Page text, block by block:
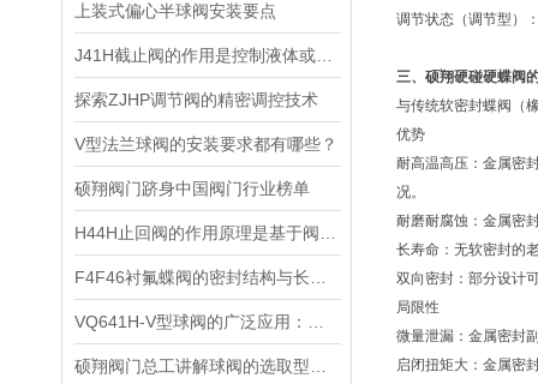
上装式偏心半球阀安装要点
探索ZJHP调节阀的精密调控技术
V型法兰球阀的安装要求都有哪些？
硕翔阀门跻身中国阀门行业榜单
调节状态（调节型）
三、硕翔硬碰硬蝶阀
与传统软密封蝶阀（
优势
耐高温高压：金属密
况。
耐磨耐腐蚀：金属密
长寿命：无软密封的
双向密封：部分设计
局限性
微量泄漏：金属密封
启闭扭矩大：金属密